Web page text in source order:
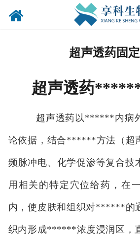
超声透药固
超声透药
超声透药以******内病
论依据，结合******方法（超
频脉冲电、化学促渗等复合技
用相关的特定穴位给药，在
内，使皮肤和组织对******的
织内形成******浓度浸润区，